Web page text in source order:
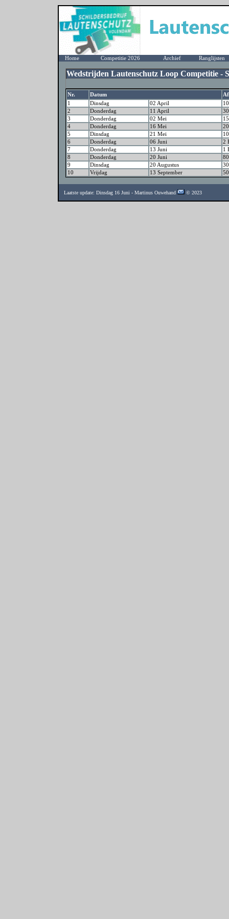
Home Competitie 2026 Archief Ranglijsten
Wedstrijden Lautenschutz Loop Competitie -
Nr. Datum
1
Dinsdag 02 April
2
Donderdag 11 April
3
Donderdag 02 Mei
4
Donderdag 16 Mei
5
Dinsdag 21 Mei
6
Donderdag 06 Juni
2
7
Donderdag 13 Juni
1
8
Donderdag 20 Juni
9
Dinsdag 20 Augustus
10
Vrijdag 13 September
Laatste update: Dinsdag 16 Juni - Martinus Ouwehand © 2023